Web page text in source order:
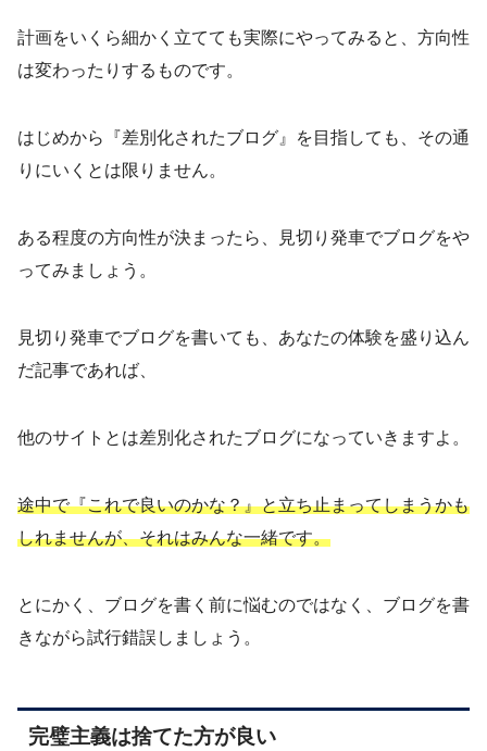
計画をいくら細かく立てても実際にやってみると、方向性
は変わったりするものです。
はじめから『差別化されたブログ』を目指しても、その通
りにいくとは限りません。
ある程度の方向性が決まったら、見切り発車でブログをや
ってみましょう。
見切り発車でブログを書いても、あなたの体験を盛り込ん
だ記事であれば、
他のサイトとは差別化されたブログになっていきますよ。
途中で『これで良いのかな？』と立ち止まってしまうかも
しれませんが、それはみんな一緒です。
とにかく、ブログを書く前に悩むのではなく、ブログを書
きながら試行錯誤しましょう。
完璧主義は捨てた方が良い